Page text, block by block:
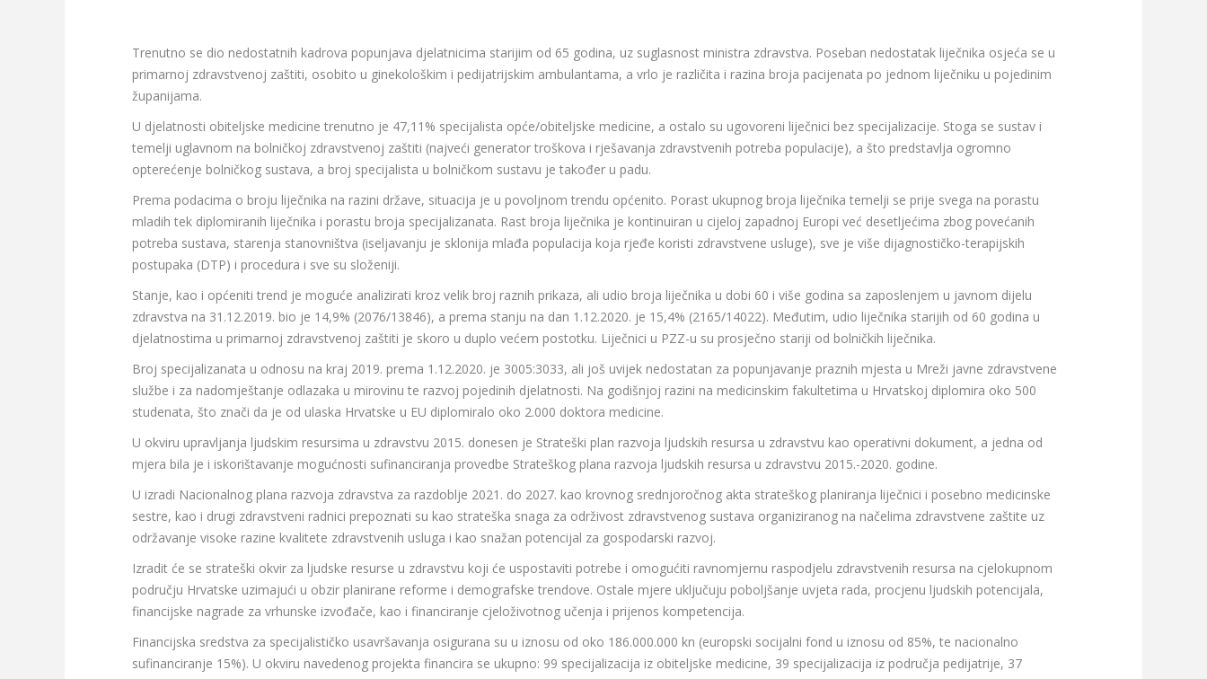
Trenutno se dio nedostatnih kadrova popunjava djelatnicima starijim od 65 godina, uz suglasnost ministra zdravstva. Poseban nedostatak liječnika osjeća se u
primarnoj zdravstvenoj zaštiti, osobito u ginekološkim i pedijatrijskim ambulantama, a vrlo je različita i razina broja pacijenata po jednom liječniku u pojedinim
županijama.
U djelatnosti obiteljske medicine trenutno je 47,11% specijalista opće/obiteljske medicine, a ostalo su ugovoreni liječnici bez specijalizacije. Stoga se sustav i
temelji uglavnom na bolničkoj zdravstvenoj zaštiti (najveći generator troškova i rješavanja zdravstvenih potreba populacije), a što predstavlja ogromno
opterećenje bolničkog sustava, a broj specijalista u bolničkom sustavu je također u padu.
Prema podacima o broju liječnika na razini države, situacija je u povoljnom trendu općenito. Porast ukupnog broja liječnika temelji se prije svega na porastu
mladih tek diplomiranih liječnika i porastu broja specijalizanata. Rast broja liječnika je kontinuiran u cijeloj zapadnoj Europi već desetljećima zbog povećanih
potreba sustava, starenja stanovništva (iseljavanju je sklonija mlađa populacija koja rjeđe koristi zdravstvene usluge), sve je više dijagnostičko-terapijskih
postupaka (DTP) i procedura i sve su složeniji.
Stanje, kao i općeniti trend je moguće analizirati kroz velik broj raznih prikaza, ali udio broja liječnika u dobi 60 i više godina sa zaposlenjem u javnom dijelu
zdravstva na 31.12.2019. bio je 14,9% (2076/13846), a prema stanju na dan 1.12.2020. je 15,4% (2165/14022). Međutim, udio liječnika starijih od 60 godina u
djelatnostima u primarnoj zdravstvenoj zaštiti je skoro u duplo većem postotku. Liječnici u PZZ-u su prosječno stariji od bolničkih liječnika.
Broj specijalizanata u odnosu na kraj 2019. prema 1.12.2020. je 3005:3033, ali još uvijek nedostatan za popunjavanje praznih mjesta u Mreži javne zdravstvene
službe i za nadomještanje odlazaka u mirovinu te razvoj pojedinih djelatnosti. Na godišnjoj razini na medicinskim fakultetima u Hrvatskoj diplomira oko 500
studenata, što znači da je od ulaska Hrvatske u EU diplomiralo oko 2.000 doktora medicine.
U okviru upravljanja ljudskim resursima u zdravstvu 2015. donesen je Strateški plan razvoja ljudskih resursa u zdravstvu kao operativni dokument, a jedna od
mjera bila je i iskorištavanje mogućnosti sufinanciranja provedbe Strateškog plana razvoja ljudskih resursa u zdravstvu 2015.-2020. godine.
U izradi Nacionalnog plana razvoja zdravstva za razdoblje 2021. do 2027. kao krovnog srednjoročnog akta strateškog planiranja liječnici i posebno medicinske
sestre, kao i drugi zdravstveni radnici prepoznati su kao strateška snaga za održivost zdravstvenog sustava organiziranog na načelima zdravstvene zaštite uz
održavanje visoke razine kvalitete zdravstvenih usluga i kao snažan potencijal za gospodarski razvoj.
Izradit će se strateški okvir za ljudske resurse u zdravstvu koji će uspostaviti potrebe i omogućiti ravnomjernu raspodjelu zdravstvenih resursa na cjelokupnom
području Hrvatske uzimajući u obzir planirane reforme i demografske trendove. Ostale mjere uključuju poboljšanje uvjeta rada, procjenu ljudskih potencijala,
financijske nagrade za vrhunske izvođače, kao i financiranje cjeloživotnog učenja i prijenos kompetencija.
Financijska sredstva za specijalističko usavršavanja osigurana su u iznosu od oko 186.000.000 kn (europski socijalni fond u iznosu od 85%, te nacionalno
sufinanciranje 15%). U okviru navedenog projekta financira se ukupno: 99 specijalizacija iz obiteljske medicine, 39 specijalizacija iz područja pedijatrije, 37